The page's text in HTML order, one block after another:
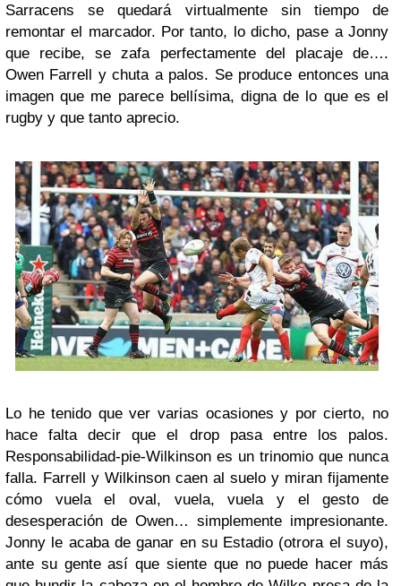
Sarracens se quedará virtualmente sin tiempo de
remontar el marcador. Por tanto, lo dicho, pase a Jonny
que recibe, se zafa perfectamente del placaje de….
Owen Farrell y chuta a palos. Se produce entonces una
imagen que me parece bellísima, digna de lo que es el
rugby y que tanto aprecio.
Lo he tenido que ver varias ocasiones y por cierto, no
hace falta decir que el drop pasa entre los palos.
Responsabilidad-pie-Wilkinson es un trinomio que nunca
falla. Farrell y Wilkinson caen al suelo y miran fijamente
cómo vuela el oval, vuela, vuela y el gesto de
desesperación de Owen… simplemente impresionante.
Jonny le acaba de ganar en su Estadio (otrora el suyo),
ante su gente así que siente que no puede hacer más